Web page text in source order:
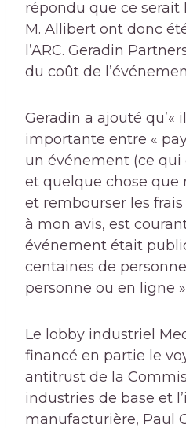
répondu que ce serait
M. Allibert ont donc
l’ARC. Geradin
du coût de
Geradin a ajouté qu’«
importante entre «
un événement (ce
et quelque chose que
et rembourser les
à mon avis, est
événement était
centaines de
personne ou en ligne
Le lobby industriel
financé en partie le
antitrust de la
industries de base et
manufacturière, Paul